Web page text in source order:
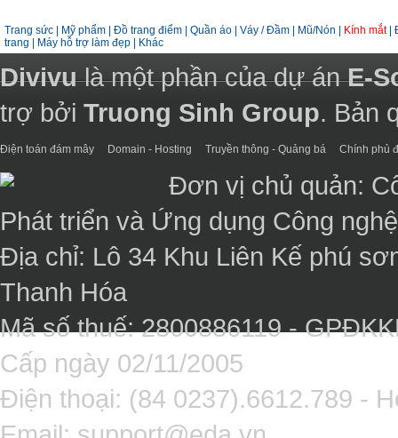
Trang sức Mỹ phẩm Đồ trang điểm Quần áo Váy / Đầm Mũ/Nón Kính mắt
trang
Máy hỗ trợ làm đẹp Khác
Divivulà một phần của dự ánE-
trợ bởi Truong Sinh Group. Bản
Điện toán đám mây Domain - Hosting Truyền thông - Quảng bá Chính phủ
Đơn vị chủ quản:
Phát triển và Ứng dụng Công
Địa chỉ: Lô 34 Khu Liên Kế phú
Thanh Hóa
Mã số thuế: 2800886119 -
Cấp ngày 02/11/2005
Điện thoại: (84 0237).6612.789 -